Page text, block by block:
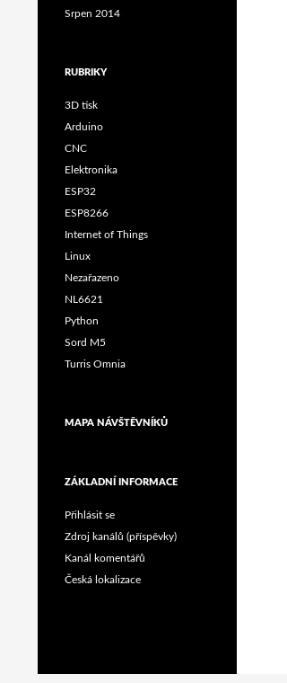
Srpen 2014
RUBRIKY
3D tisk
Arduino
CNC
Elektronika
ESP32
ESP8266
Internet of Things
Linux
Nezařazeno
NL6621
Python
Sord M5
Turris Omnia
MAPA NÁVŠTĚVNÍKŮ
ZÁKLADNÍ INFORMACE
Přihlásit se
Zdroj kanálů (příspěvky)
Kanál komentářů
Česká lokalizace